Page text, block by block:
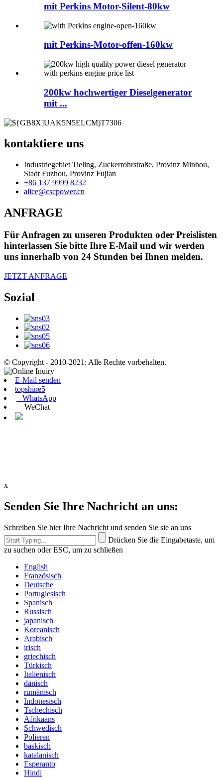
mit Perkins Motor-Silent-80kw
mit Perkins-Motor-offen-160kw
200kw hochwertiger Dieselgenerator
mit ...
kontaktiere uns
Industriegebiet Tieling, Zuckerrohrstraße, Provinz Minhou,
Stadt Fuzhou, Provinz Fujian
+86 137 9999 8232
alice@cscpower.cn
ANFRAGE
Für Anfragen zu unseren Produkten oder Preislisten
hinterlassen Sie bitte Ihre E-Mail und wir werden
uns innerhalb von 24 Stunden bei Ihnen melden.
JETZT ANFRAGE
Sozial
© Copyright - 2010-2021: Alle Rechte vorbehalten.
E-Mail senden
topshine5
WhatsApp
WeChat
x
Senden Sie Ihre Nachricht an uns:
Schreiben Sie hier Ihre Nachricht und senden Sie sie an uns
Drücken Sie die Eingabetaste, um
zu suchen oder ESC, um zu schließen
English
Französisch
Deutsche
Portugiesisch
Spanisch
Russisch
japanisch
Koreanisch
Arabisch
irisch
griechisch
Türkisch
Italienisch
dänisch
rumänisch
Indonesisch
Tschechisch
Afrikaans
Schwedisch
Polieren
baskisch
katalanisch
Esperanto
Hindi